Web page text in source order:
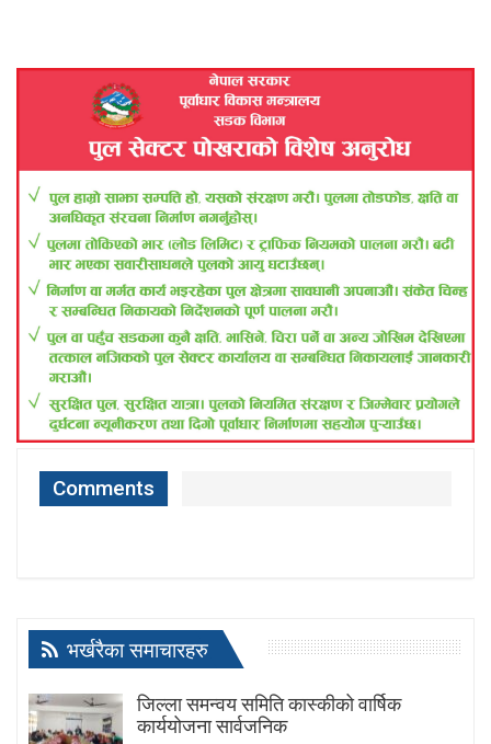
Comments
भर्खरैका समाचारहरु
जिल्ला समन्वय समिति कास्कीको वार्षिक
कार्ययोजना सार्वजनिक